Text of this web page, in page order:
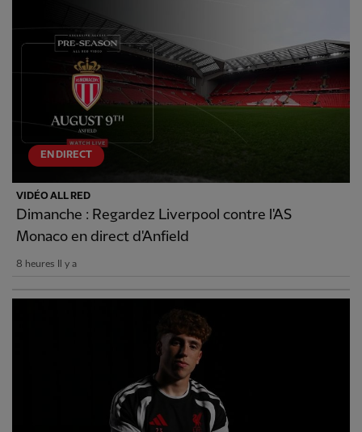
EN DIRECT
VIDÉO ALL RED
Dimanche : Regardez Liverpool contre l'AS
Monaco en direct d'Anfield
8 heures Il y a